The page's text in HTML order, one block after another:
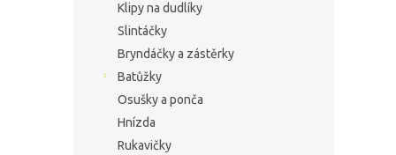
Klipy na dudlíky
Slintáčky
Bryndáčky a zástěrky
Batůžky
Osušky a ponča
Hnízda
Rukavičky